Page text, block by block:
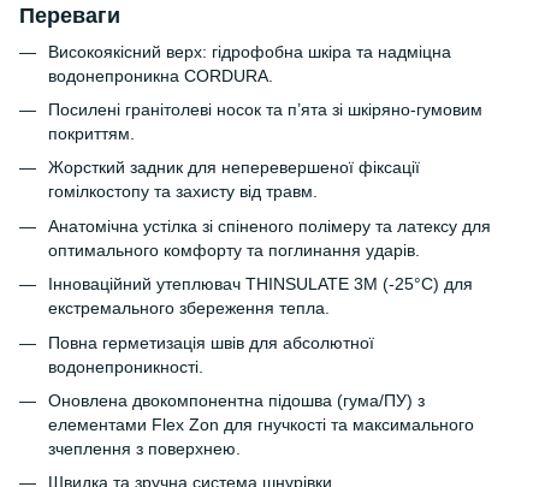
Переваги
Високоякісний верх: гідрофобна шкіра та надміцна
водонепроникна CORDURA.
Посилені гранітолеві носок та п’ята зі шкіряно-гумовим
покриттям.
Жорсткий задник для неперевершеної фіксації
гомілкостопу та захисту від травм.
Анатомічна устілка зі спіненого полімеру та латексу для
оптимального комфорту та поглинання ударів.
Інноваційний утеплювач THINSULATE 3M (-25°C) для
екстремального збереження тепла.
Повна герметизація швів для абсолютної
водонепроникності.
Оновлена двокомпонентна підошва (гума/ПУ) з
елементами Flex Zon для гнучкості та максимального
зчеплення з поверхнею.
Швидка та зручна система шнурівки.